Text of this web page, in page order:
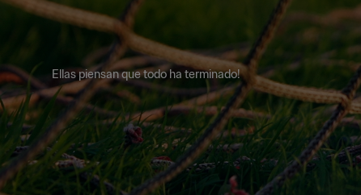
Ellas piensan que todo ha terminado!